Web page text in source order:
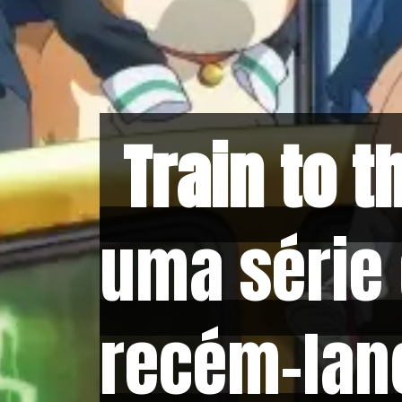
Train to
uma
recém-
Train to
uma
recém-